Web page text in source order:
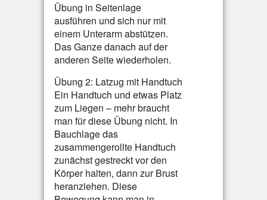
Übung in Seitenlage
ausführen und sich nur mit
einem Unterarm abstützen.
Das Ganze danach auf der
anderen Seite wiederholen.
Übung 2: Latzug mit Handtuch
Ein Handtuch und etwas Platz
zum Liegen – mehr braucht
man für diese Übung nicht. In
Bauchlage das
zusammengerollte Handtuch
zunächst gestreckt vor den
Körper halten, dann zur Brust
heranziehen. Diese